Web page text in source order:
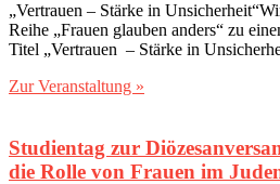
„Vertrauen – Stärke in
Reihe „Frauen glauben anders“ zu
Titel „Vertrauen – Stärke in
Zur Veranstaltung »
Studientag zur
die Rolle von Frauen im